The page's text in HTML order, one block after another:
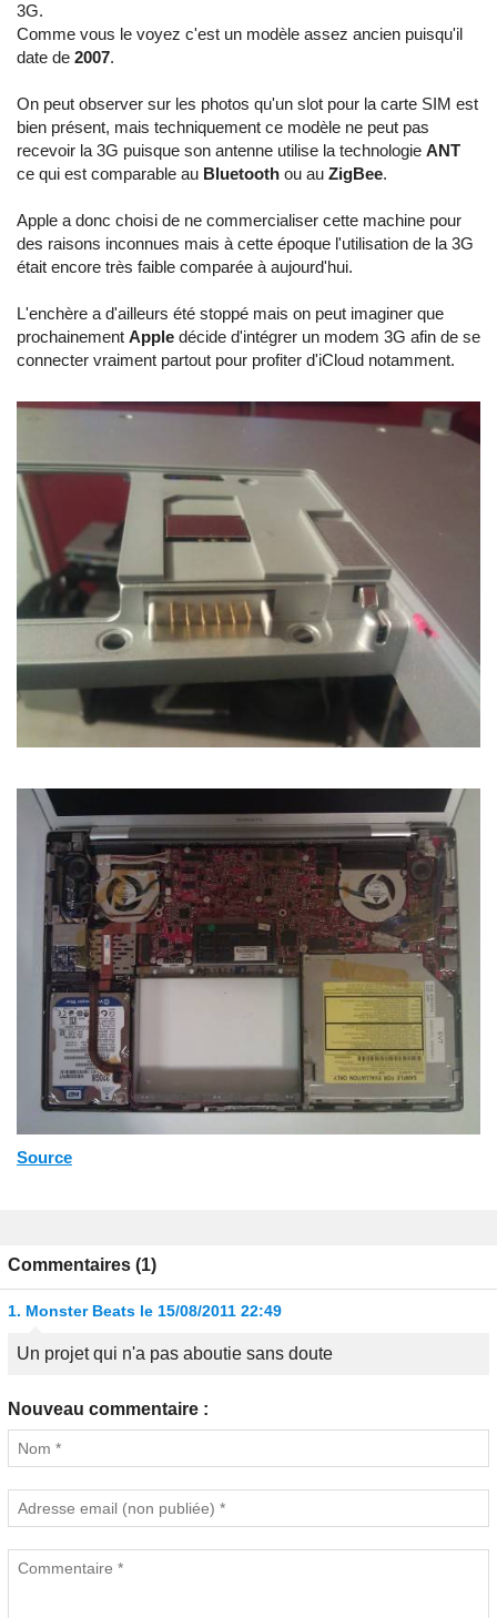
3G.
Comme vous le voyez c'est un modèle assez ancien puisqu'il
date de 2007.
On peut observer sur les photos qu'un slot pour la carte SIM est
bien présent, mais techniquement ce modèle ne peut pas
recevoir la 3G puisque son antenne utilise la technologie ANT
ce qui est comparable au Bluetooth ou au ZigBee.
Apple a donc choisi de ne commercialiser cette machine pour
des raisons inconnues mais à cette époque l'utilisation de la 3G
était encore très faible comparée à aujourd'hui.
L'enchère a d'ailleurs été stoppé mais on peut imaginer que
prochainement Apple décide d'intégrer un modem 3G afin de se
connecter vraiment partout pour profiter d'iCloud notamment.
Source
Commentaires (1)
1. Monster Beats le 15/08/2011 22:49
Un projet qui n'a pas aboutie sans doute
Nouveau commentaire :